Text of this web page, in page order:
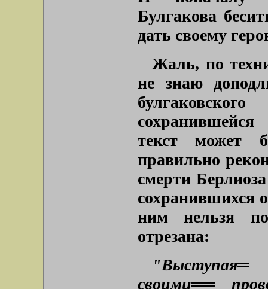
Булгакова
дать своему
Жаль, по
не знаю
текст может
правильно
смерти
сохранившихся
ним нельзя
отрезана:
"Выступая
своими══